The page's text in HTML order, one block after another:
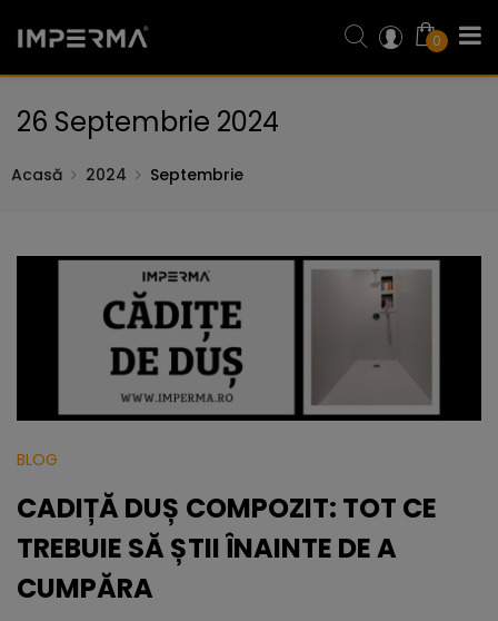
0
26 Septembrie 2024
Acasă 2024 Septembrie
BLOG
CADIȚĂ DUȘ COMPOZIT: TOT CE
TREBUIE SĂ ȘTII ÎNAINTE DE A
CUMPĂRA